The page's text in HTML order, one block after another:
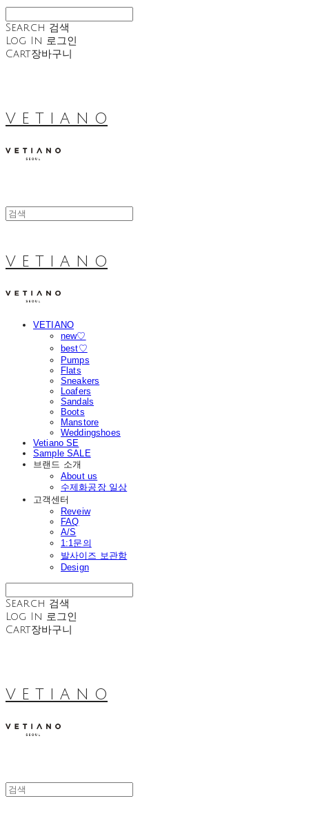
Search 검색
Log In 로그인
Cart장바구니
V E T I A N O
V E T I A N O
VETIANO
new♡
best♡
Pumps
Flats
Sneakers
Loafers
Sandals
Boots
Manstore
Weddingshoes
Vetiano SE
Sample SALE
브랜드 소개
About us
수제화공장 일상
고객센터
Reveiw
FAQ
A/S
1:1문의
발사이즈 보관함
Design
Search 검색
Log In 로그인
Cart장바구니
V E T I A N O